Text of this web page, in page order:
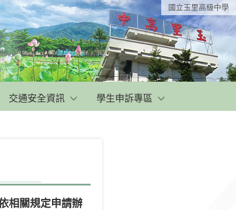
國立玉里高級中學
交通安全資訊 學生申訴專區
相關規定申請辦